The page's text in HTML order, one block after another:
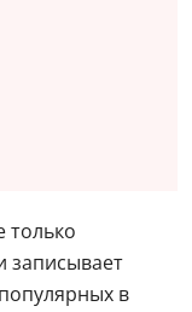
только
записывает
в